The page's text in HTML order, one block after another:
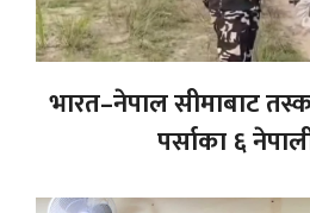
भारत–नेपाल सीमाबाट
पर्साका ६